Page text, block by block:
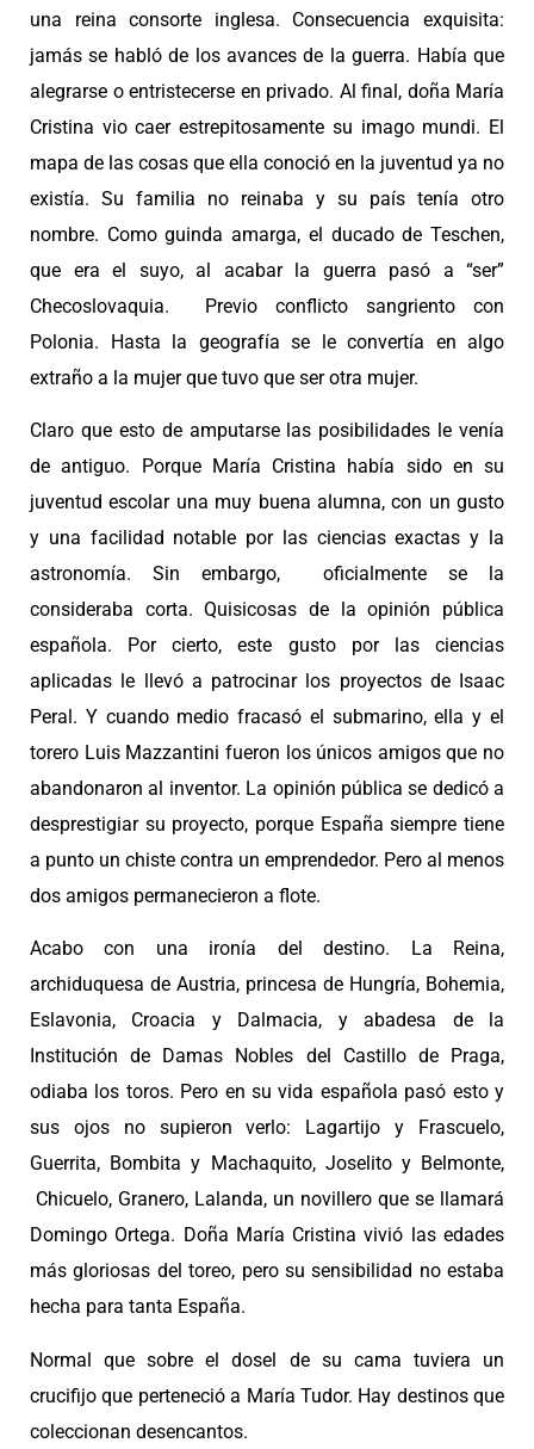
una reina consorte inglesa. Consecuencia exquisita:
jamás se habló de los avances de la guerra. Había que
alegrarse o entristecerse en privado. Al final, doña María
Cristina vio caer estrepitosamente su imago mundi. El
mapa de las cosas que ella conoció en la juventud ya no
existía. Su familia no reinaba y su país tenía otro
nombre. Como guinda amarga, el ducado de Teschen,
que era el suyo, al acabar la guerra pasó a “ser”
Checoslovaquia. Previo conflicto sangriento con
Polonia. Hasta la geografía se le convertía en algo
extraño a la mujer que tuvo que ser otra mujer.
Claro que esto de amputarse las posibilidades le venía
de antiguo. Porque María Cristina había sido en su
juventud escolar una muy buena alumna, con un gusto
y una facilidad notable por las ciencias exactas y la
astronomía. Sin embargo, oficialmente se la
consideraba corta. Quisicosas de la opinión pública
española. Por cierto, este gusto por las ciencias
aplicadas le llevó a patrocinar los proyectos de Isaac
Peral. Y cuando medio fracasó el submarino, ella y el
torero Luis Mazzantini fueron los únicos amigos que no
abandonaron al inventor. La opinión pública se dedicó a
desprestigiar su proyecto, porque España siempre tiene
a punto un chiste contra un emprendedor. Pero al menos
dos amigos permanecieron a flote.
Acabo con una ironía del destino. La Reina,
archiduquesa de Austria, princesa de Hungría, Bohemia,
Eslavonia, Croacia y Dalmacia, y abadesa de la
Institución de Damas Nobles del Castillo de Praga,
odiaba los toros. Pero en su vida española pasó esto y
sus ojos no supieron verlo: Lagartijo y Frascuelo,
Guerrita, Bombita y Machaquito, Joselito y Belmonte,
Chicuelo, Granero, Lalanda, un novillero que se llamará
Domingo Ortega. Doña María Cristina vivió las edades
más gloriosas del toreo, pero su sensibilidad no estaba
hecha para tanta España.
Normal que sobre el dosel de su cama tuviera un
crucifijo que perteneció a María Tudor. Hay destinos que
coleccionan desencantos.